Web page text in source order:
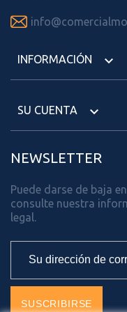

INFORMACIÓN 
SU CUENTA 
NEWSLETTER
Puede darse de baja
consulte nuestra
legal.